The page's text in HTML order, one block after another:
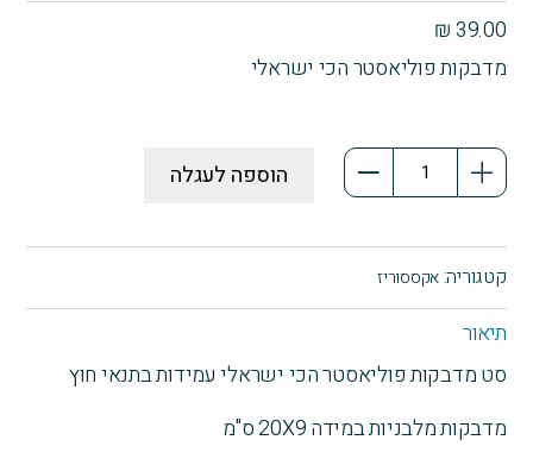
₪39.00
מדבקות פוליאסטר הכי ישראלי
כמות
פוליאסטר
הכי
ישראלי
הוספה לעגלה
תיאור
סט מדבקות פוליאסטר הכי ישראלי עמידות בתנאי חוץ
מדבקות מלבניות במידה 20X9 ס"מ
קטגוריה: אקססוריז